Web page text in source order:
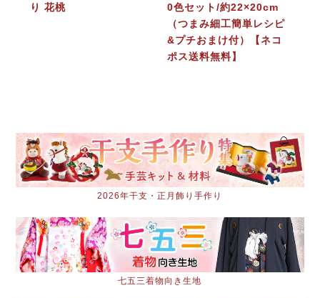
り 花桃
0色セット/約22×20cm
（つまみ細工簡単レシピ
&プチおまけ付）【ネコ
ポス送料無料】
2026年干支・正月飾り手作り
七五三着物向き生地